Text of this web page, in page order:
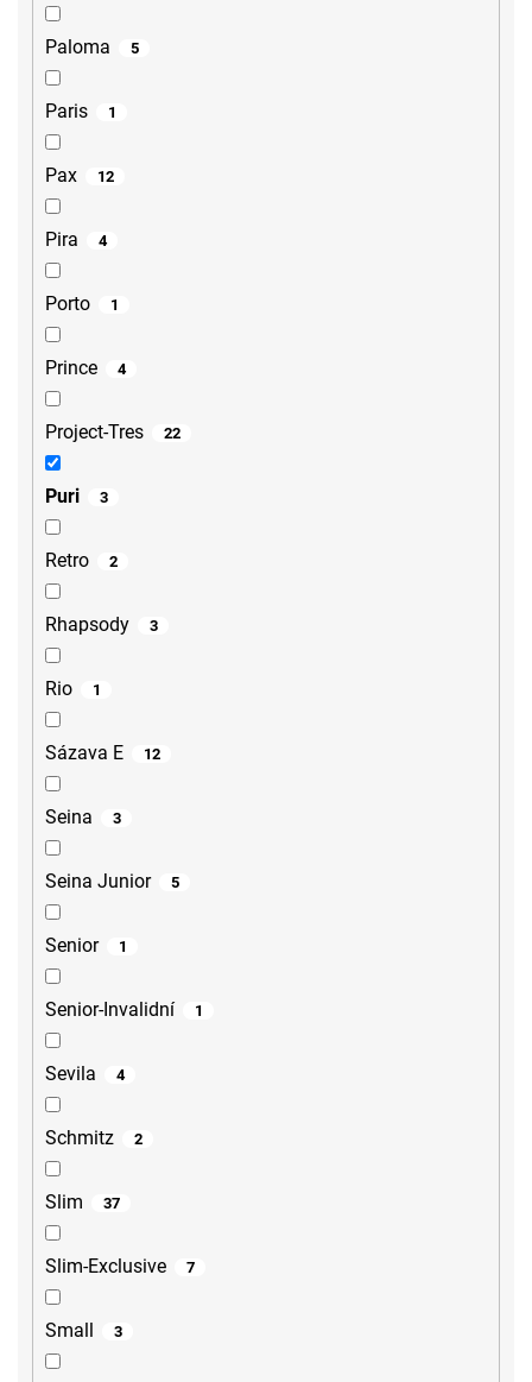
Paloma 5
Paris 1
Pax 12
Pira 4
Porto 1
Prince 4
Project-Tres 22
Puri 3
Retro 2
Rhapsody 3
Rio 1
Sázava E 12
Seina 3
Seina Junior 5
Senior 1
Senior-Invalidní 1
Sevila 4
Schmitz 2
Slim 37
Slim-Exclusive 7
Small 3